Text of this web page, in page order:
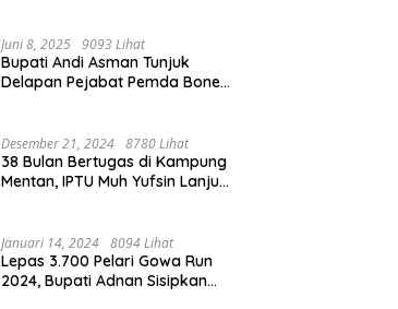
Juni 8, 2025 9093 Lihat
Bupati Andi Asman Tunjuk
Delapan Pejabat Pemda Bone
Desember 21, 2024 8780 Lihat
38 Bulan Bertugas di Kampung
Mentan, IPTU Muh Yufsin Lanjut
Januari 14, 2024 8094 Lihat
Lepas 3.700 Pelari Gowa Run
2024, Bupati Adnan Sisipkan